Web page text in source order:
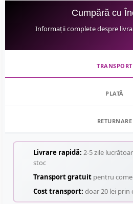
Cumpără cu
Informații complete despre
TRANSPORT
PLATĂ
RETURNARE
Livrare rapidă: 2-5 zile
stoc
Transport gratuit pentru
Cost transport: doar 20 lei prin